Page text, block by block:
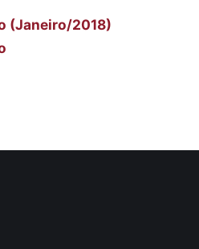
(Janeiro/2018)